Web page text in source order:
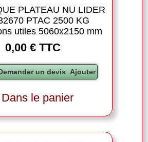
PLATEAU NU LIDER
PTAC 2500 KG
utiles 5060x2150 mm
0,00 € TTC
le panier